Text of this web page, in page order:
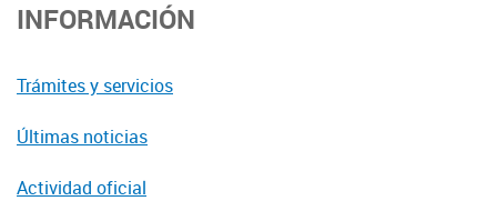
INFORMACIÓN
Trámites y servicios
Últimas noticias
Actividad oficial